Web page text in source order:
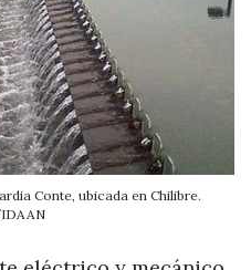
Conte, ubicada en Chilibre.